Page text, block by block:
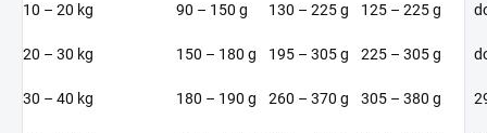
10 – 20 kg 90 – 150 g 130 – 225 g 125 – 225 g
20 – 30 kg 150 – 180 g 195 – 305 g 225 – 305 g
30 – 40 kg 180 – 190 g 260 – 370 g 305 – 380 g